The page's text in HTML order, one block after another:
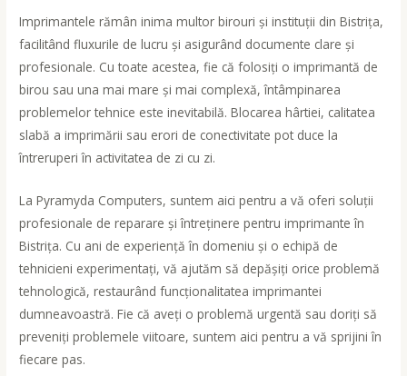
Imprimantele rămân inima multor birouri și instituții din Bistrița,
facilitând fluxurile de lucru și asigurând documente clare și
profesionale. Cu toate acestea, fie că folosiți o imprimantă de
birou sau una mai mare și mai complexă, întâmpinarea
problemelor tehnice este inevitabilă. Blocarea hârtiei, calitatea
slabă a imprimării sau erori de conectivitate pot duce la
întreruperi în activitatea de zi cu zi.
La Pyramyda Computers, suntem aici pentru a vă oferi soluții
profesionale de reparare și întreținere pentru imprimante în
Bistrița. Cu ani de experiență în domeniu și o echipă de
tehnicieni experimentați, vă ajutăm să depășiți orice problemă
tehnologică, restaurând funcționalitatea imprimantei
dumneavoastră. Fie că aveți o problemă urgentă sau doriți să
preveniți problemele viitoare, suntem aici pentru a vă sprijini în
fiecare pas.